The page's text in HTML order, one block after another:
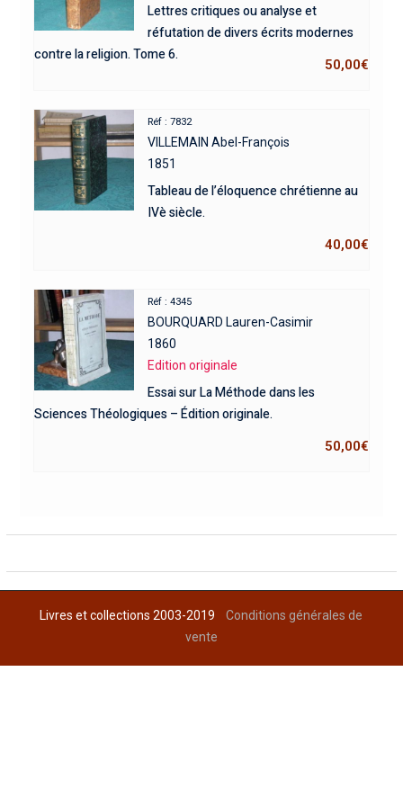
Lettres critiques ou analyse et
réfutation de divers écrits modernes
contre la religion. Tome 6.
50,00€
Réf : 7832
VILLEMAIN Abel-François
1851
Tableau de l’éloquence chrétienne au
IVè siècle.
40,00€
Réf : 4345
BOURQUARD Lauren-Casimir
1860
Edition originale
Essai sur La Méthode dans les
Sciences Théologiques – Édition originale.
50,00€
Livres et collections 2003-2019Conditions générales de
vente